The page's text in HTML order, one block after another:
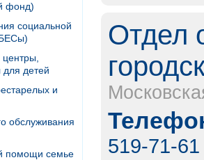
фонд)
социальной
детей
и
обслуживания
помощи семье
Отдел
519-71-61